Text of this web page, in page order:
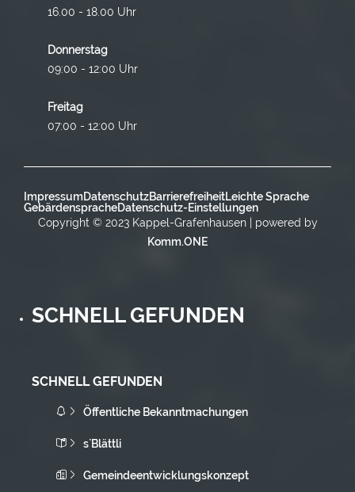
16.00 - 18.00 Uhr
Donnerstag
09:00 - 12:00 Uhr
Freitag
07:00 - 12:00 Uhr
ImpressumDatenschutzBarrierefreiheitLeichte Sprache
GebärdenspracheDatenschutz-Einstellungen
Copyright © 2023 Kappel-Grafenhausen | powered by
Komm.ONE
SCHNELL GEFUNDEN
SCHNELL GEFUNDEN
Öffentliche Bekanntmachungen
s`Blättli
Gemeindeentwicklungskonzept